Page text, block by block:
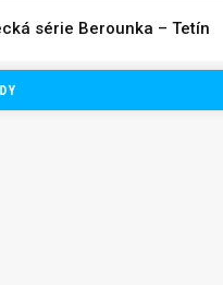
série Berounka – Tetín